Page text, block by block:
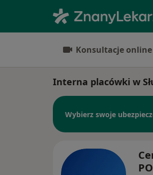
Konsultacje online
Interna placówki w
Wybierz swoje